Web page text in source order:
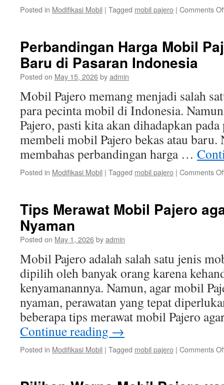
Posted in Modifikasi Mobil | Tagged mobil pajero | Comments
Perbandingan Harga Mobil
Baru di Pasaran Indonesia
Posted on May 15, 2026byadmin
Mobil Pajero memang menjadi salah
para pecinta mobil di Indonesia.
Pajero, pasti kita akan dihadapkan pada
membeli mobil Pajero bekas atau
membahas perbandingan harga …
Posted in Modifikasi Mobil | Tagged mobil pajero | Comments
Tips Merawat Mobil Pajero
Nyaman
Posted on May 1, 2026byadmin
Mobil Pajero adalah salah satu jenis
dipilih oleh banyak orang karena
kenyamanannya. Namun, agar mobil
nyaman, perawatan yang tepat
beberapa tips merawat mobil Pajero
Continue reading →
Posted in Modifikasi Mobil | Tagged mobil pajero | Comments